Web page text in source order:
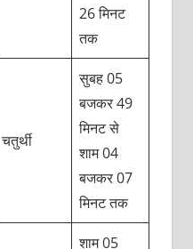
26 मिनट
तक
चतुर्थी
सुबह 05
बजकर 49
मिनट से
शाम 04
बजकर 07
मिनट तक
शाम 05